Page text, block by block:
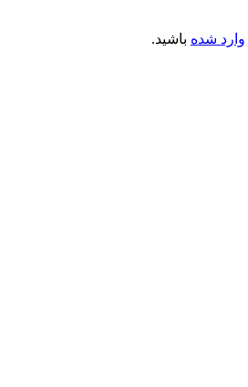
وارد شده باشید.